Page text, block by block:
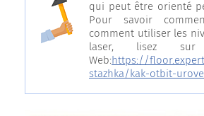
qui peut être orienté
Pour savoir
comment utiliser les
laser, lisez
Web:https://
stazhka/kak-otbit-